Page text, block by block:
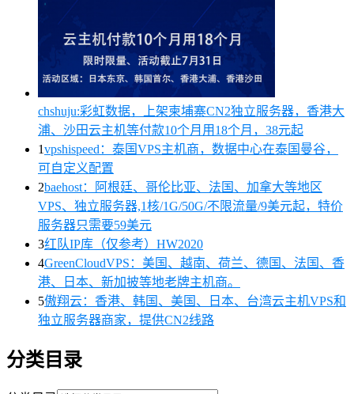
chshuju:彩虹数据，上架柬埔寨CN2独立服务器，香港大
浦、沙田云主机等付款10个月用18个月，38元起
1vpshispeed：泰国VPS主机商，数据中心在泰国曼谷，
可自定义配置
2baehost：阿根廷、哥伦比亚、法国、加拿大等地区
VPS、独立服务器,1核/1G/50G/不限流量/9美元起，特价
服务器只需要59美元
3红队IP库（仅参考）HW2020
4GreenCloudVPS：美国、越南、荷兰、德国、法国、香
港、日本、新加披等地老牌主机商。
5傲翔云：香港、韩国、美国、日本、台湾云主机VPS和
独立服务器商家，提供CN2线路
分类目录